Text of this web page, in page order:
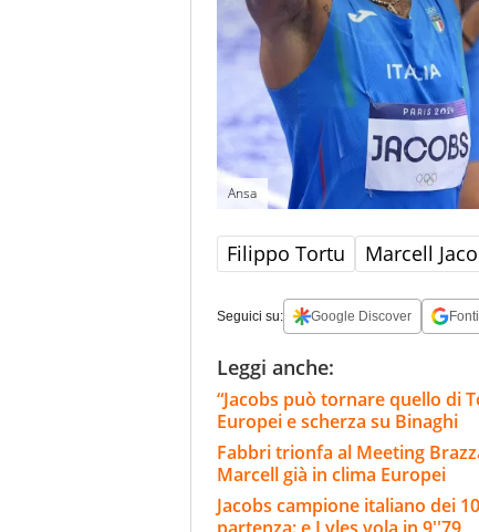
Ansa
Filippo Tortu Marcell
Seguici su: Google Discover
Leggi anche:
“Jacobs può tornare quello di
Europei e scherza su Binaghi
Fabbri trionfa al Meeting
Marcell già in clima Europei
Jacobs campione italiano dei